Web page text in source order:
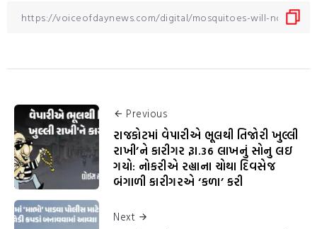
Previous
રાજકોટમાં વેપારીએ ભૂલથી તિજોરી ખુલ્લી
રાખી’ને કારીગર રૂા.36 લાખનું સોનુ લઇ
ગયો: નોકરીએ રહ્યાના ચોથા દિવસેજ
બંગાળી કારીગરએ ‘કળા’ કરી
Next